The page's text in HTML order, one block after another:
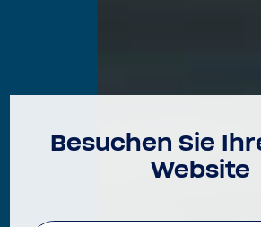
Besu­chen Sie
Website